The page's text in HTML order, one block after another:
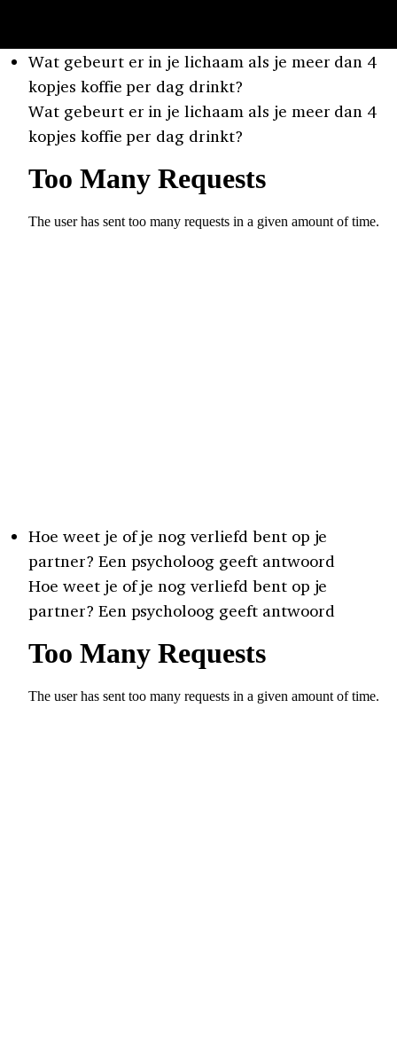
Wat gebeurt er in je lichaam als je meer dan 4
kopjes koffie per dag drinkt?
Wat gebeurt er in je lichaam als je meer dan 4
kopjes koffie per dag drinkt?
Hoe weet je of je nog verliefd bent op je
partner? Een psycholoog geeft antwoord
Hoe weet je of je nog verliefd bent op je
partner? Een psycholoog geeft antwoord